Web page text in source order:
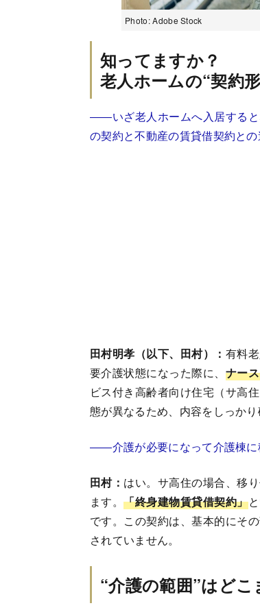
Photo: Adobe Stock
知ってますか？
老人ホームの“契約
――いざ老人ホームへ入居すると
の契約と不動産の賃貸借契約と
田村明孝（以下、田村）： 有料
要介護状態になった際に、 ナー
ビス付き高齢者向け住宅（サ高
態が異なるため、内容をしっかり
――介護が必要になって介護棟に
田村： はい。サ高住の場合、移
ます。「終身建物賃貸借契約」
です。この契約は、基本的にそ
されていません。
“介護の範囲”はどこ